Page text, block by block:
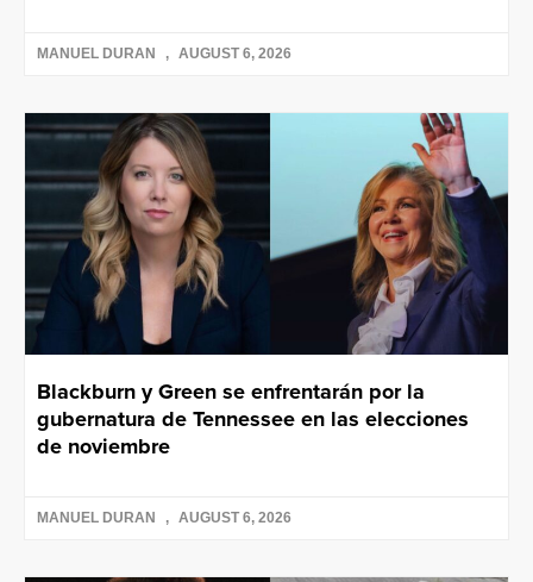
MANUEL DURAN AUGUST 6, 2026
Blackburn y Green se enfrentarán por la
gubernatura de Tennessee en las elecciones
de noviembre
MANUEL DURAN AUGUST 6, 2026